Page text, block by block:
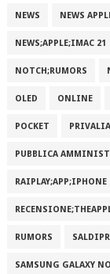
NEWS NEWS
NEWS;APPLE;IMAC 21
NOTCH;RUMORS
OLED ONLINE
POCKET PRIVALIA
PUBBLICA
RAIPLAY;APP;IPHONE
RUMORS
SAMSUNG GALAXY